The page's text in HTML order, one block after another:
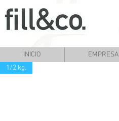
INICIO EMPRESA
1/2 kg.